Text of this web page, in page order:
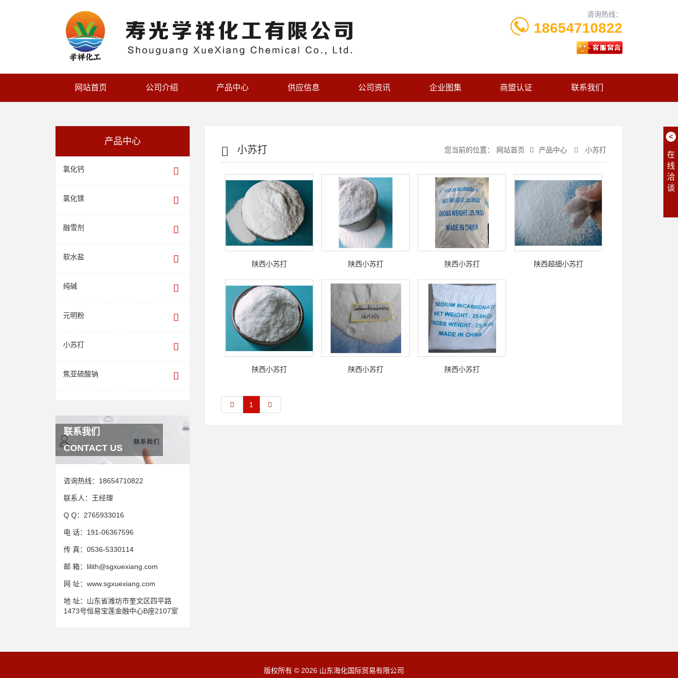
咨询热线：
18654710822
网站首页 公司介绍 产品中心 供应信息 公司资讯 企业图集 商盟认证 联系我们
产品中心
氯化钙
氯化镁
融雪剂
软水盐
纯碱
元明粉
小苏打
焦亚硫酸钠
联系我们
CONTACT US
咨询热线： 18654710822
联系人： 王经理
Q Q： 2765933016
电 话： 191-06367596
传 真： 0536-5330114
邮 箱： lilith@sgxuexiang.com
网 址： www.sgxuexiang.com
地 址： 山东省潍坊市奎文区四平路
1473号恒易宝莲金融中心B座2107室
小苏打 您当前的位置： 网站首页 产品中心 小苏打
陕西小苏打 陕西小苏打 陕西小苏打 陕西超细小苏打
陕西小苏打 陕西小苏打 陕西小苏打
1
版权所有 © 2026 山东海化国际贸易有限公司
<
在
线
洽
谈